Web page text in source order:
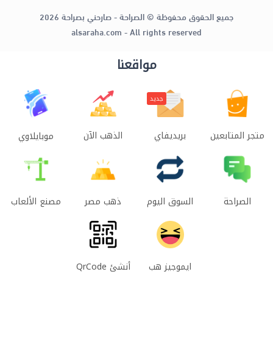
جميع الحقوق محفوظة © الصراحة - صارحني بصراحة 2026
alsaraha.com - All rights reserved